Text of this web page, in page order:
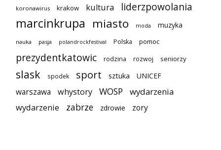
koronawirus krakow kultura liderzpowolania
marcinkrupa miasto moda muzyka
nauka pasja polandrockfestival Polska pomoc
prezydentkatowic rodzina rozwoj seniorzy
slask spodek sport sztuka UNICEF
warszawa whystory WOSP
wydarzenia
wydarzenie
zabrze zdrowie zory